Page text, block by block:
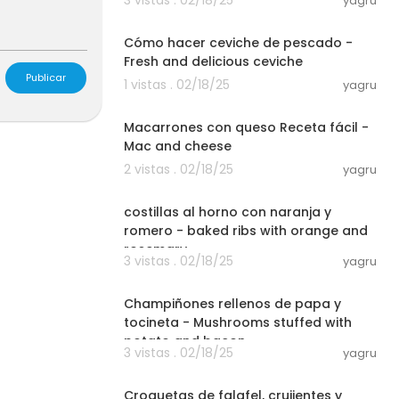
Cómo hacer ceviche de pescado -
Fresh and delicious ceviche
1 vistas . 02/18/25
yagru
Macarrones con queso Receta fácil -
Mac and cheese
2 vistas . 02/18/25
yagru
costillas al horno con naranja y
romero - baked ribs with orange and
rosemary
3 vistas . 02/18/25 yagru
Champiñones rellenos de papa y
tocineta - Mushrooms stuffed with
potato and bacon
3 vistas . 02/18/25 yagru
Publicar